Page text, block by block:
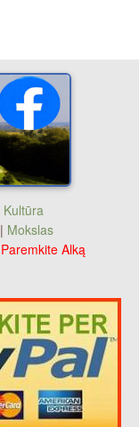
Kultūra
| Mokslas
Paremkite Alką